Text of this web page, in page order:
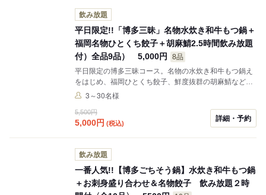
飲み放題
平日限定!!「博多三昧」名物水炊き和牛もつ鍋＋
福岡名物ひとくち餃子＋胡麻鯖2.5時間飲み放題
付）全品9品） 5,000円
8品
平日限定の博多三昧コース。名物の水炊き和牛もつ鍋え
をはじめ、福岡ひとくち餃子、鮮度抜群の胡麻鯖など、
博多の味覚を一度に楽しめる全９品をご用意。2.5時間の
モダンな雰囲気の店内は、プライベート感あふれる心地
よい空間。デートやご友人とのお集まり、接待・会食に
3～30名様
5,500円
5,000円 (税込)
詳細・予約
飲み放題
一番人気!!【博多ごちそう鍋】水炊き和牛もつ鍋
＋お刺身盛り合わせ＆名物餃子 飲み放題２時